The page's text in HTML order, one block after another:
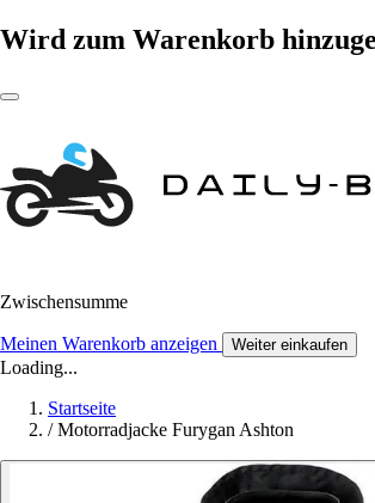
Wird zum Warenkorb
Zwischensumme
Meinen Warenkorb anzeigen Weiter einkaufen
Loading...
Startseite
/ Motorradjacke Furygan Ashton